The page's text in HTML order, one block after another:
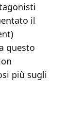
il
questo
più sugli